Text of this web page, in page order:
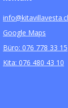
Google Maps
Büro: 076 778 33 15
Kita: 076 480 43 10